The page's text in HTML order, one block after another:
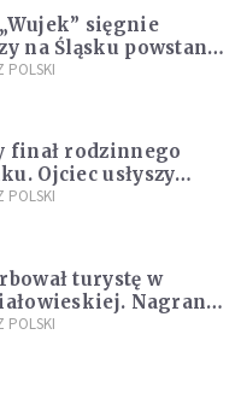
sięgnie
na Śląsku powstanie
POLSKI
finał rodzinnego
Ojciec usłyszy
POLSKI
turystę w
Nagranie
POLSKI